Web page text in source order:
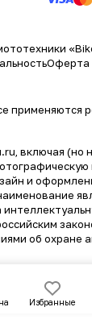
Избранные
Оферта
применяются
включая (но
и
об охране